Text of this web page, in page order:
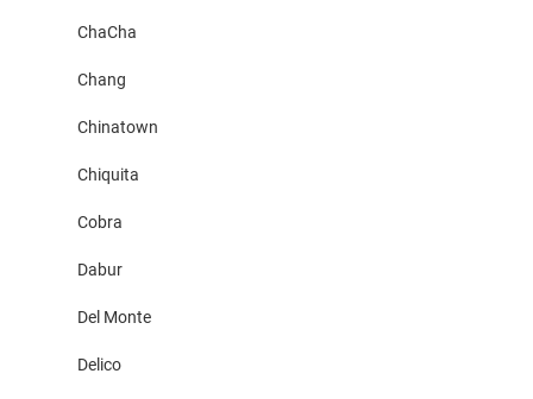
ChaCha
Chang
Chinatown
Chiquita
Cobra
Dabur
Del Monte
Delico